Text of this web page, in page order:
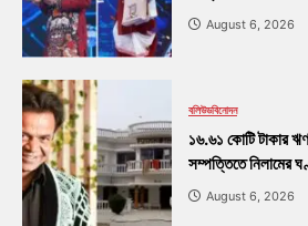
August 6, 2026
বলিউডবিনোদন
১৬.৬১ কোটি টাকার
সম্পত্তিতে নিলামের
August 6, 2026